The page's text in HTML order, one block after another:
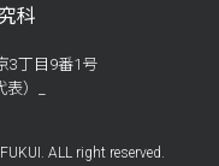
科
3丁目9番1号
）_
ALL right reserved.